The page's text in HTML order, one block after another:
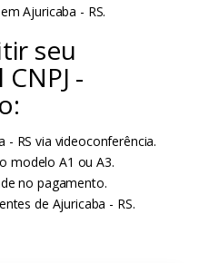
Ajuricaba - RS.
seu
-
RS via videoconferência.
modelo A1 ou A3.
no pagamento.
de Ajuricaba - RS.